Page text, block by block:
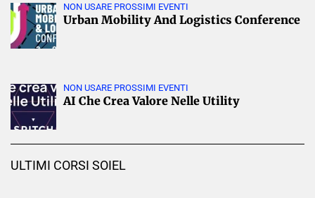
NON USARE PROSSIMI EVENTI
Urban Mobility And Logistics Conference
NON USARE PROSSIMI EVENTI
AI Che Crea Valore Nelle Utility
ULTIMI CORSI SOIEL